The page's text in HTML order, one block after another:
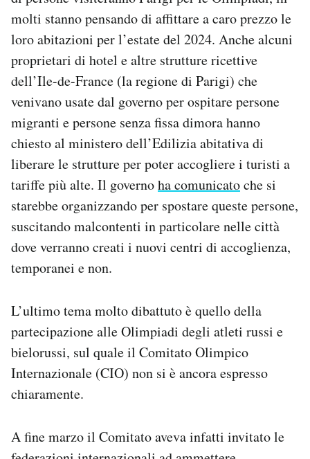
molti stanno pensando di affittare a caro prezzo le
loro abitazioni per l’estate del 2024. Anche alcuni
proprietari di hotel e altre strutture ricettive
dell’Ile-de-France (la regione di Parigi) che
venivano usate dal governo per ospitare persone
migranti e persone senza fissa dimora hanno
chiesto al ministero dell’Edilizia abitativa di
liberare le strutture per poter accogliere i turisti a
tariffe più alte. Il governoha comunicatoche si
starebbe organizzando per spostare queste persone,
suscitando malcontenti in particolare nelle città
dove verranno creati i nuovi centri di accoglienza,
temporanei e non.
L’ultimo tema molto dibattuto è quello della
partecipazione alle Olimpiadi degli atleti russi e
bielorussi, sul quale il Comitato Olimpico
Internazionale (CIO) non si è ancora espresso
chiaramente.
A fine marzo il Comitato aveva infatti invitato le